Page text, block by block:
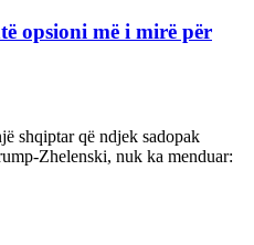
opsioni më i mirë për
shqiptar që ndjek sadopak
Zhelenski, nuk ka menduar: